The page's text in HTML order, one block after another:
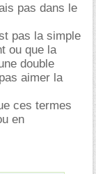
pas dans le
pas la simple
ou que la
double
aimer la
ces termes
en